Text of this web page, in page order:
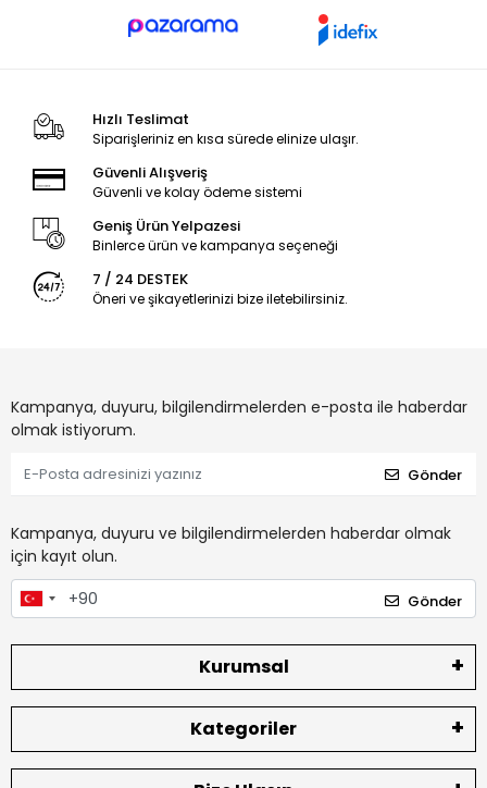
Hızlı Teslimat
Siparişleriniz en kısa sürede elinize ulaşır.
Güvenli Alışveriş
Güvenli ve kolay ödeme sistemi
Geniş Ürün Yelpazesi
Binlerce ürün ve kampanya seçeneği
7 / 24 DESTEK
Öneri ve şikayetlerinizi bize iletebilirsiniz.
Kampanya, duyuru, bilgilendirmelerden e-posta ile haberdar
olmak istiyorum.
Gönder
Kampanya, duyuru ve bilgilendirmelerden haberdar olmak
için kayıt olun.
Gönder
Kurumsal
Kategoriler